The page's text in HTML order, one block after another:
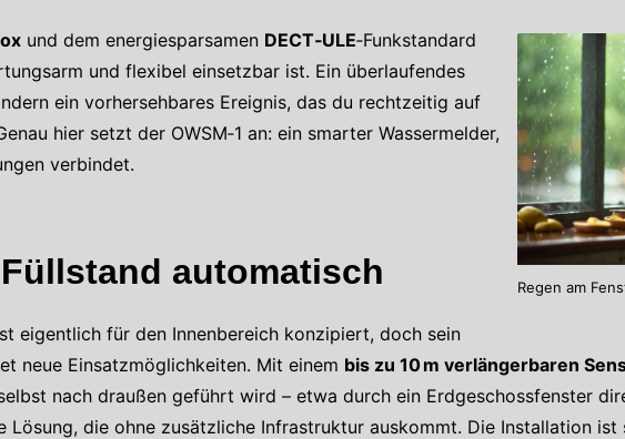
Regen am
und dem energiesparsamen DECT‑ULE‑Funkstandard
und flexibel einsetzbar ist. Ein überlaufendes
ein vorhersehbares Ereignis, das du rechtzeitig auf
hier setzt der OWSM‑1 an: ein smarter Wassermelder,
verbindet.
automatisch
eigentlich für den Innenbereich konzipiert, doch sein
neue Einsatzmöglichkeiten. Mit einem bis zu 10 m verlängerbaren
nach draußen geführt wird – etwa durch ein Erdgeschossfenster
die ohne zusätzliche Infrastruktur auskommt. Die Installation ist